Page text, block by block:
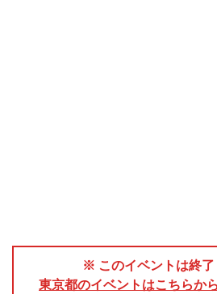
※ このイベントは終了
東京都のイベントはこちらか